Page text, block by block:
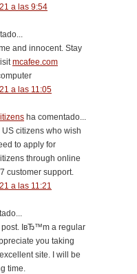
a las 9:54
and innocent. Stay
mcafee.com
a las 11:05
ha comentado...
citizens who wish
to apply for
through online
customer support.
a las 11:21
post. IвЂ™m a regular
you taking
site. I will be
time.